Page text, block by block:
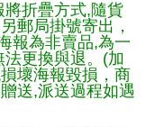
將折疊方式,隨貨
郵局掛號寄出，
報為非賣品,為一
法更換與退。(加
壞海報毀損，商
送,派送過程如遇